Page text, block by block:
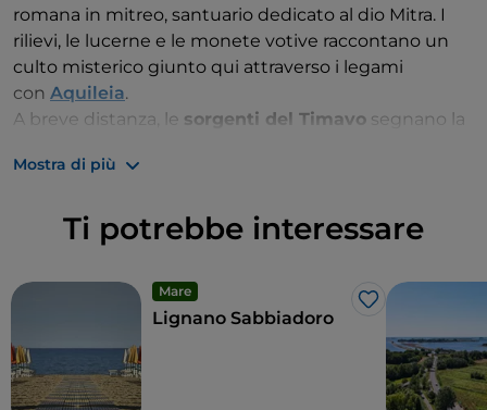
romana in mitreo, santuario dedicato al dio Mitra. I
rilievi, le lucerne e le monete votive raccontano un
culto misterico giunto qui attraverso i legami
con Aquileia.
A breve distanza, le sorgenti del Timavo segnano la
suggestivo, dove l’acqua riemerge dal sottosuolo
intreccia paesaggio, storia antica e spiritualità
Mostra di più
Ti potrebbe interessare
Mare
Like
Lignano Sabbiadoro